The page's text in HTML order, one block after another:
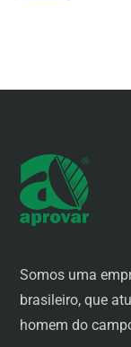
Somos uma
brasileiro, que
homem do